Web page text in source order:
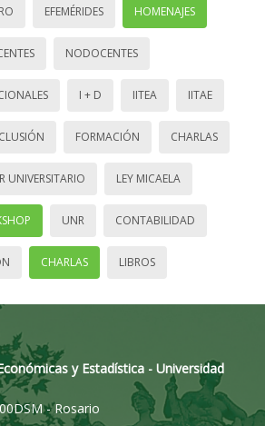
EFEMÉRIDES HOMENAJES
NODOCENTES
I + D IITEA IITAE
FORMACIÓN CHARLAS
UNIVERSITARIO LEY MICAELA
UNR CONTABILIDAD
CHARLAS LIBROS
y Estadística - Universidad
- Rosario